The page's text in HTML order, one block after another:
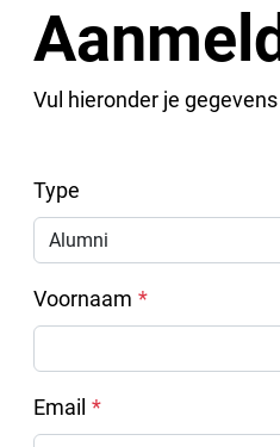
Vul hieronder je
Type
Voornaam
Email